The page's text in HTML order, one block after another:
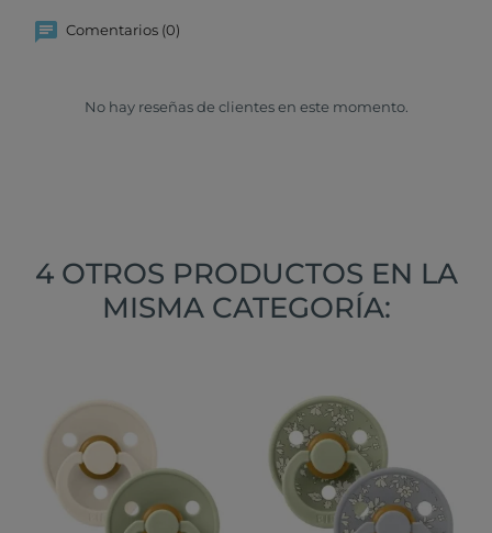
Comentarios (0)
No hay reseñas de clientes en este momento.
4 OTROS PRODUCTOS EN LA
MISMA CATEGORÍA: